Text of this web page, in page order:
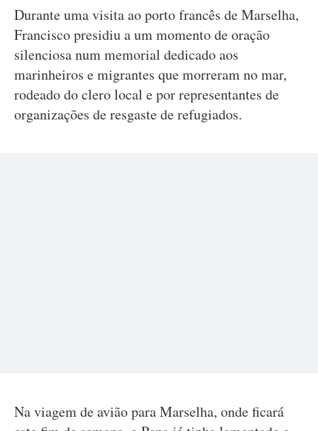
Durante uma visita ao porto francês de Marselha,
Francisco presidiu a um momento de oração
silenciosa num memorial dedicado aos
marinheiros e migrantes que morreram no mar,
rodeado do clero local e por representantes de
organizações de resgaste de refugiados.
Na viagem de avião para Marselha, onde ficará